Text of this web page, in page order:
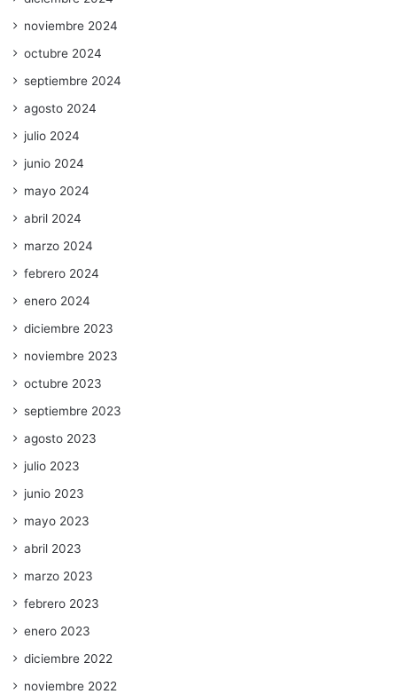
noviembre 2024
octubre 2024
septiembre 2024
agosto 2024
julio 2024
junio 2024
mayo 2024
abril 2024
marzo 2024
febrero 2024
enero 2024
diciembre 2023
noviembre 2023
octubre 2023
septiembre 2023
agosto 2023
julio 2023
junio 2023
mayo 2023
abril 2023
marzo 2023
febrero 2023
enero 2023
diciembre 2022
noviembre 2022